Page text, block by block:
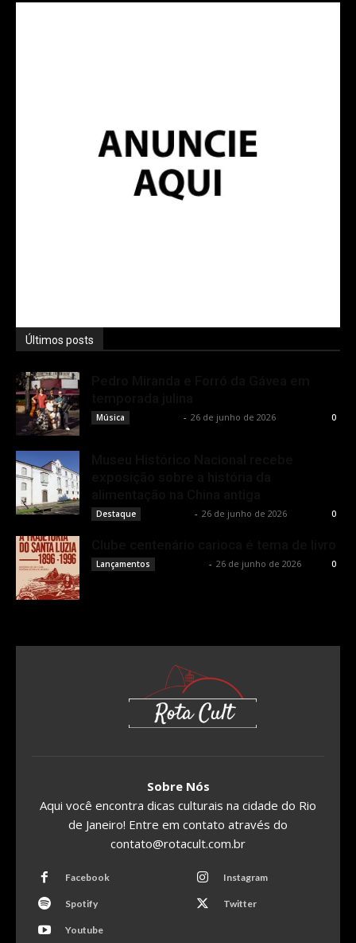
Últimos posts
Música - 26 de junho de 2026 0
Destaque - 26 de junho de 2026 0
Lançamentos - 26 de junho de 2026 0
Sobre Nós
Aqui você encontra dicas culturais na cidade do Rio
de Janeiro! Entre em contato através do
contato@rotacult.com.br
Facebook Instagram
Spotify Twitter
Youtube